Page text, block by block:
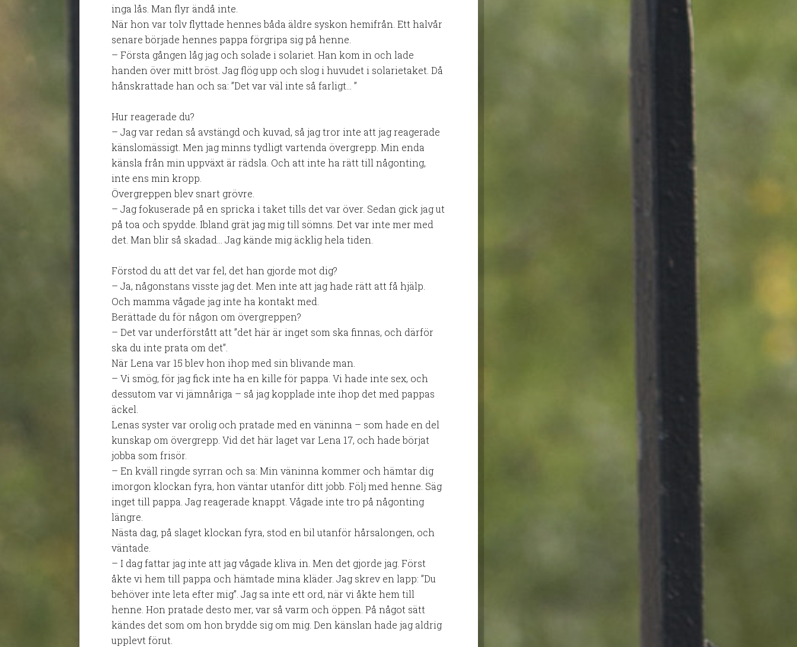
inga lås. Man flyr ändå inte.
När hon var tolv flyttade hennes båda äldre syskon hemifrån. Ett halvår
senare började hennes pappa förgripa sig på henne.
– Första gången låg jag och solade i solariet. Han kom in och lade
handen över mitt bröst. Jag flög upp och slog i huvudet i solarietaket. Då
hånskrattade han och sa: ”Det var väl inte så farligt… ”
Hur reagerade du?
– Jag var redan så avstängd och kuvad, så jag tror inte att jag reagerade
känslomässigt. Men jag minns tydligt vartenda övergrepp. Min enda
känsla från min uppväxt är rädsla. Och att inte ha rätt till någonting,
inte ens min kropp.
Övergreppen blev snart grövre.
– Jag fokuserade på en spricka i taket tills det var över. Sedan gick jag ut
på toa och spydde. Ibland grät jag mig till sömns. Det var inte mer med
det. Man blir så skadad… Jag kände mig äcklig hela tiden.
Förstod du att det var fel, det han gjorde mot dig?
– Ja, någonstans visste jag det. Men inte att jag hade rätt att få hjälp.
Och mamma vågade jag inte ha kontakt med.
Berättade du för någon om övergreppen?
– Det var underförstått att ”det här är inget som ska finnas, och därför
ska du inte prata om det”.
När Lena var 15 blev hon ihop med sin blivande man.
– Vi smög, för jag fick inte ha en kille för pappa. Vi hade inte sex, och
dessutom var vi jämnåriga – så jag kopplade inte ihop det med pappas
äckel.
Lenas syster var orolig och pratade med en väninna – som hade en del
kunskap om övergrepp. Vid det här laget var Lena 17, och hade börjat
jobba som frisör.
– En kväll ringde syrran och sa: Min väninna kommer och hämtar dig
imorgon klockan fyra, hon väntar utanför ditt jobb. Följ med henne. Säg
inget till pappa. Jag reagerade knappt. Vågade inte tro på någonting
längre.
Nästa dag, på slaget klockan fyra, stod en bil utanför hårsalongen, och
väntade.
– I dag fattar jag inte att jag vågade kliva in. Men det gjorde jag. Först
åkte vi hem till pappa och hämtade mina kläder. Jag skrev en lapp: ”Du
behöver inte leta efter mig”. Jag sa inte ett ord, när vi åkte hem till
henne. Hon pratade desto mer, var så varm och öppen. På något sätt
kändes det som om hon brydde sig om mig. Den känslan hade jag aldrig
upplevt förut.